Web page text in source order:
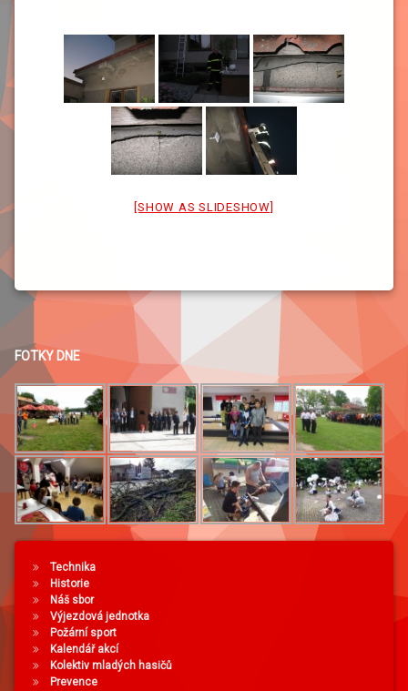
[SHOW AS SLIDESHOW]
FOTKY DNE
Technika
Historie
Náš sbor
Výjezdová jednotka
Požární sport
Kalendář akcí
Kolektiv mladých hasičů
Prevence